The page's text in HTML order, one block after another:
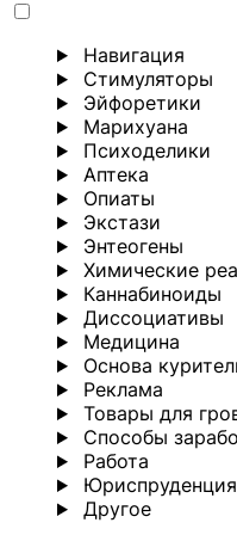
Навигация
Стимуляторы
Эйфоретики
Марихуана
Психоделики
Аптека
Опиаты
Экстази
Энтеогены
Химические
Каннабиноиды
Диссоциативы
Медицина
Основа
Реклама
Товары для
Способы
Работа
Юриспруденция
Другoе